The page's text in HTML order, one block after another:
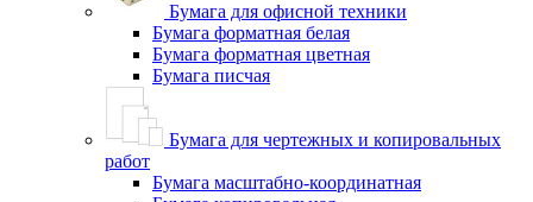
Бумага для офисной техники
Бумага форматная белая
Бумага форматная цветная
Бумага писчая
Бумага для чертежных и копировальных
работ
Бумага масштабно-координатная